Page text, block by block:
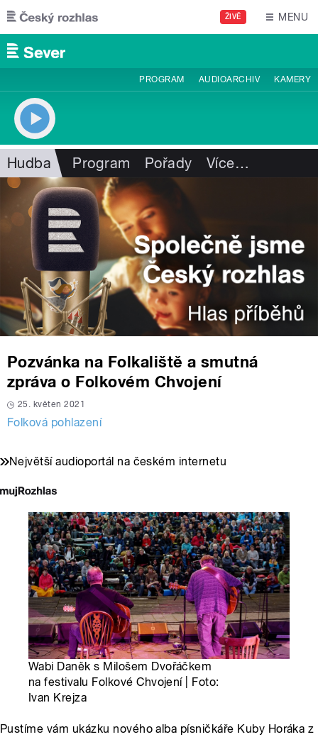
Přejít k hlavnímu obsahu
ŽIVĚ MENU
PROGRAM AUDIOARCHIV KAMERY
Hudba Program Pořady Více…
Pozvánka na Folkaliště a smutná
zpráva o Folkovém Chvojení
25. květen 2021
Folková pohlazení
Největší audioportál na českém internetu
Wabi Daněk s Milošem Dvořáčkem
na festivalu Folkové Chvojení | Foto:
Ivan Krejza
Pustíme vám ukázku nového alba písničkáře Kuby Horáka z